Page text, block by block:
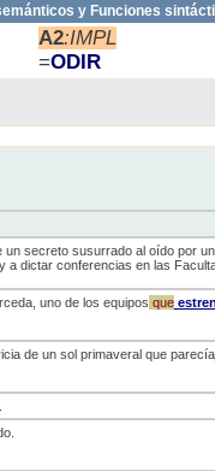
y Funciones
A2:IMPL
=ODIR
un secreto susurrado al oído por
dictar conferencias en las
uno de los equipos que
de un sol primaveral que parecía